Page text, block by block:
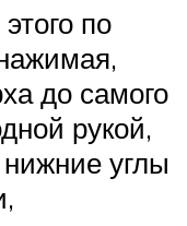
по
до самого
рукой,
углы